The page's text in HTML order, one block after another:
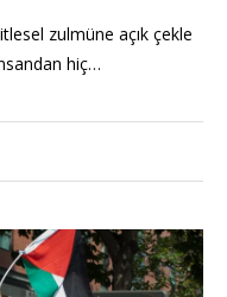
zulmüne açık çekle
hiç…